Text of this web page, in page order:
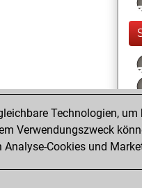
Technologien,
Verwendungszweck
Analyse-Cookies und